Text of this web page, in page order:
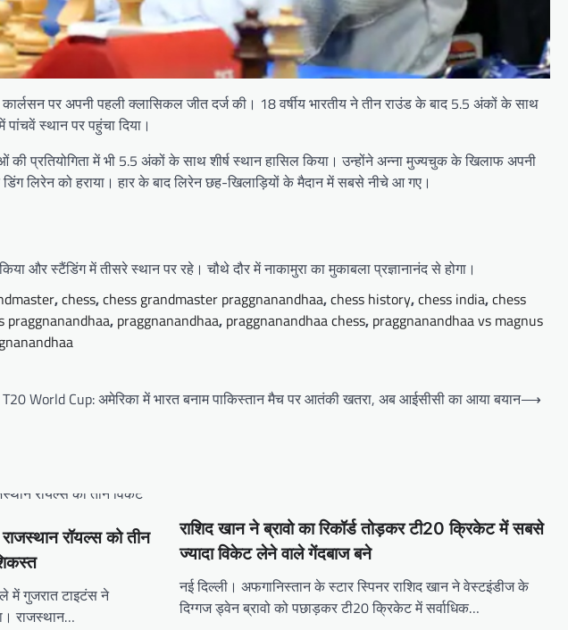
पर अपनी पहली क्लासिकल जीत दर्ज की। 18 वर्षीय भारतीय ने तीन राउंड के बाद 5.5 अंकों के साथ
स्थान पर पहुंचा दिया।
प्रतियोगिता में भी 5.5 अंकों के साथ शीर्ष स्थान हासिल किया। उन्होंने अन्ना मुज्यचुक के खिलाफ अपनी
लिरेन को हराया। हार के बाद लिरेन छह-खिलाड़ियों के मैदान में सबसे नीचे आ गए।
और स्टैंडिंग में तीसरे स्थान पर रहे। चौथे दौर में नाकामुरा का मुकाबला प्रज्ञानानंद से होगा।
,chess,chess grandmaster praggnanandhaa,chess history,chess india,chess
praggnanandhaa, praggnanandhaa, praggnanandhaa chess, praggnanandhaa vs magnus
T20 World Cup: अमेरिका में भारत बनाम पाकिस्तान मैच पर आतंकी खतरा, अब आईसीसी का आया बयान⟶
रॉयल्स को तीन
में गुजरात टाइटंस ने
राजस्थान…
राशिद खान ने ब्रावो का रिकॉर्ड तोड़कर टी20 क्रिकेट में सबसे
ज्यादा विकेट लेने वाले गेंदबाज बने
नई दिल्ली। अफगानिस्तान के स्टार स्पिनर राशिद खान ने वेस्टइंडीज के
दिग्गज ड्वेन ब्रावो को पछाड़कर टी20 क्रिकेट में सर्वाधिक…